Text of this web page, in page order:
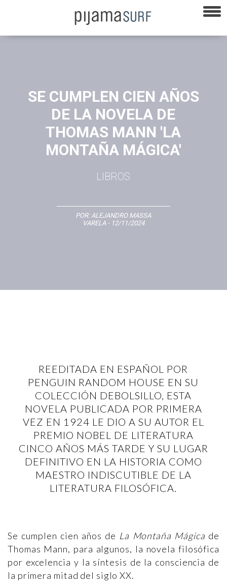
SE CUMPLEN CIEN AÑOS
DE LA NOVELA DE
THOMAS MANN 'LA
MONTAÑA MÁGICA'
LIBROS
POR: ALEJANDRO MASSA
VARELA- 12/11/2024
REEDITADA EN ESPAÑOL POR
PENGUIN RANDOM HOUSE EN SU
COLECCIÓN DEBOLSILLO, ESTA
NOVELA PUBLICADA POR PRIMERA
VEZ EN 1924 LE DIO A SU AUTOR EL
PREMIO NOBEL DE LITERATURA
CINCO AÑOS MÁS TARDE Y SU LUGAR
DEFINITIVO EN LA HISTORIA COMO
MAESTRO INDISCUTIBLE DE LA
LITERATURA FILOSÓFICA.
Se cumplen cien años de La Montaña Mágica de
Thomas Mann, para algunos, la novela filosófica
por excelencia y la síntesis de la consciencia de
la primera mitad del siglo XX.